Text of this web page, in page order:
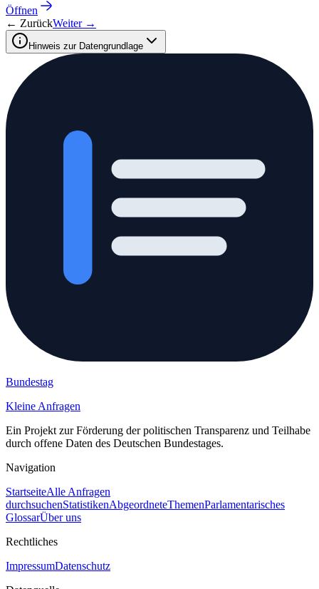
Öffnen
← ZurückWeiter →
Hinweis zur Datengrundlage
Bundestag
Kleine Anfragen
Ein Projekt zur Förderung der politischen Transparenz und Teilhabe
durch offene Daten des Deutschen Bundestages.
Navigation
StartseiteAlle Anfragen
durchsuchenStatistikenAbgeordneteThemenParlamentarisches
GlossarÜber uns
Rechtliches
ImpressumDatenschutz